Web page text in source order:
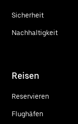
Sicherheit
Nachhaltigkeit
Reisen
Reservieren
Flughäfen